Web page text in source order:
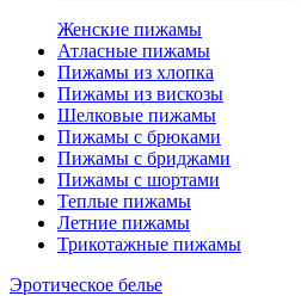
Женские пижамы
Атласные пижамы
Пижамы из хлопка
Пижамы из вискозы
Шелковые пижамы
Пижамы с брюками
Пижамы с бриджами
Пижамы с шортами
Теплые пижамы
Летние пижамы
Трикотажные пижамы
Эротическое белье